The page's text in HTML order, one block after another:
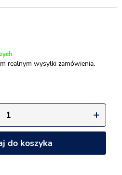
realnym wysyłki zamówienia.
do koszyka